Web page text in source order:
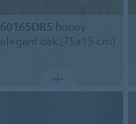
60165DR5 honey
elegant oak (75x15 cm)